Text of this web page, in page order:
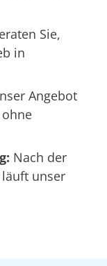
Sie,
in
Angebot
Nach der
unser